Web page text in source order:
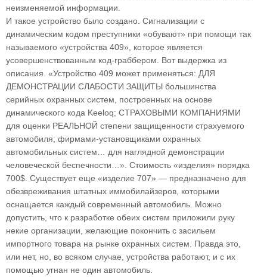
неизменяемой информации.
И такое устройство было создано. Сигнализации с
динамическим кодом преступники «обувают» при помощи так
называемого «устройства 409», которое является
усовершенствованным код-граббером. Вот выдержка из
описания. «Устройство 409 может применяться: ДЛЯ
ДЕМОНСТРАЦИИ СЛАБОСТИ ЗАЩИТЫ большинства
серийных охранных систем, построенных на основе
динамического кода Keeloq; СТРАХОВЫМИ КОМПАНИЯМИ
для оценки РЕАЛЬНОЙ степени защищенности страхуемого
автомобиля; фирмами-установщиками охранных
автомобильных систем… для наглядной демонстрации
человеческой беспечности…». Стоимость «изделия» порядка
700$. Существует еще «изделие 707» — предназначено для
обезвреживания штатных иммобилайзеров, которыми
оснащается каждый современный автомобиль. Можно
допустить, что к разработке обеих систем приложили руку
некие организации, желающие покончить с засильем
импортного товара на рынке охранных систем. Правда это,
или нет, но, во всяком случае, устройства работают, и с их
помощью угнан не один автомобиль.